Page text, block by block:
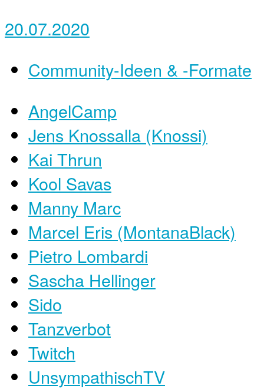
20.07.2020
Community-Ideen & -Formate
AngelCamp
Jens Knossalla (Knossi)
Kai Thrun
Kool Savas
Manny Marc
Marcel Eris (MontanaBlack)
Pietro Lombardi
Sascha Hellinger
Sido
Tanzverbot
Twitch
UnsympathischTV